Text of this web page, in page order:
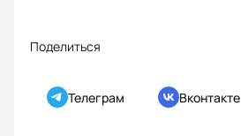
Поделиться
Телеграм Вконтакте